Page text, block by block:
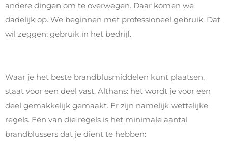
andere dingen om te overwegen. Daar komen we
dadelijk op. We beginnen met professioneel gebruik. Dat
wil zeggen: gebruik in het bedrijf.
Waar je het beste brandblusmiddelen kunt plaatsen,
staat voor een deel vast. Althans: het wordt je voor een
deel gemakkelijk gemaakt. Er zijn namelijk wettelijke
regels. Eén van die regels is het minimale aantal
brandblussers dat je dient te hebben: